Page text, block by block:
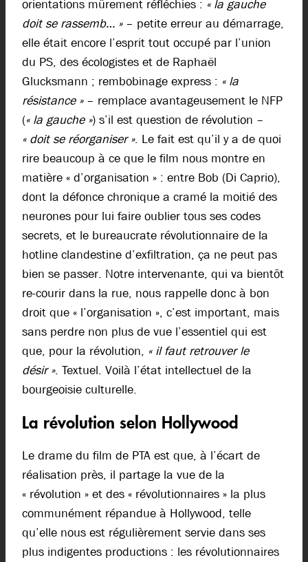
orientations mûrement réfléchies : « la gauche
doit se rassemb… »– petite erreur au démarrage,
elle était encore l’esprit tout occupé par l’union
du PS, des écologistes et de Raphaël
Glucksmann ; rembobinage express : « la
résistance »– remplace avantageusement le NFP
(« la gauche ») s’il est question de révolution –
« doit se réorganiser ». Le fait est qu’il y a de quoi
rire beaucoup à ce que le film nous montre en
matière « d’organisation » : entre Bob (Di Caprio),
dont la défonce chronique a cramé la moitié des
neurones pour lui faire oublier tous ses codes
secrets, et le bureaucrate révolutionnaire de la
hotline clandestine d’exfiltration, ça ne peut pas
bien se passer. Notre intervenante, qui va bientôt
re-courir dans la rue, nous rappelle donc à bon
droit que « l’organisation », c’est important, mais
sans perdre non plus de vue l’essentiel qui est
que, pour la révolution, « il faut retrouver le
désir ». Textuel. Voilà l’état intellectuel de la
bourgeoisie culturelle.
La révolution selon Hollywood
Le drame du film de PTA est que, à l’écart de
réalisation près, il partage la vue de la
« révolution » et des « révolutionnaires » la plus
communément répandue à Hollywood, telle
qu’elle nous est régulièrement servie dans ses
plus indigentes productions : les révolutionnaires